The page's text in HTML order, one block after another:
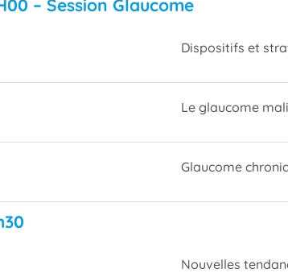
– Session Glaucome
Dispositifs et
Le glaucome
Glaucome
Nouvelles